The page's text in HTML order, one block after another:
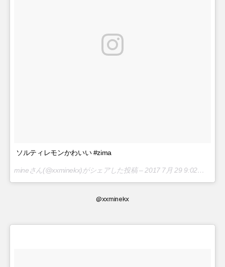
ソルティレモンかわいい #zima
mineさん(@xxminekx)がシェアした投稿 –2017 7月 29 9:02午後 PDT
@xxminekx